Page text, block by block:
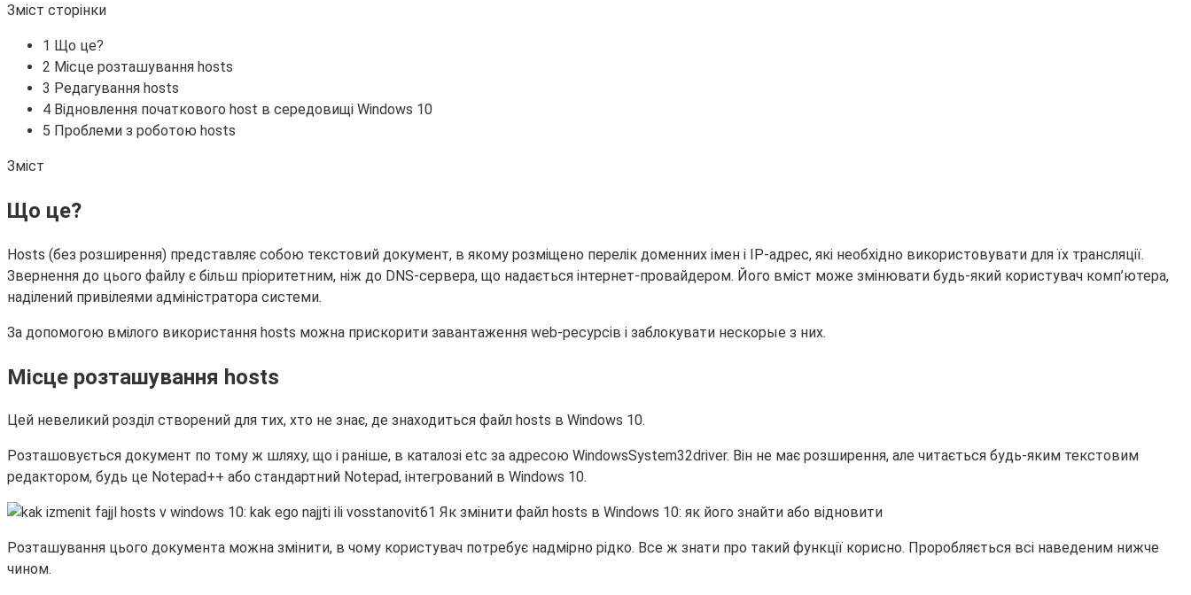
Зміст сторінки
1 Що це?
2 Місце розташування hosts
3 Редагування hosts
4 Відновлення початкового host в середовищі Windows 10
5 Проблеми з роботою hosts
Зміст
Що це?
Hosts (без розширення) представляє собою текстовий документ, в якому розміщено перелік доменних імен і IP-адрес, які необхідно використовувати для їх трансляції.
Звернення до цього файлу є більш пріоритетним, ніж до DNS-сервера, що надається інтернет-провайдером. Його вміст може змінювати будь-який користувач комп’ютера,
наділений привілеями адміністратора системи.
За допомогою вмілого використання hosts можна прискорити завантаження web-ресурсів і заблокувати нескорые з них.
Місце розташування hosts
Цей невеликий розділ створений для тих, хто не знає, де знаходиться файл hosts в Windows 10.
Розташовується документ по тому ж шляху, що і раніше, в каталозі etc за адресою WindowsSystem32driver. Він не має розширення, але читається будь-яким текстовим
редактором, будь це Notepad++ або стандартний Notepad, інтегрований в Windows 10.
Розташування цього документа можна змінити, в чому користувач потребує надмірно рідко. Все ж знати про такий функції корисно. Проробляється всі наведеним нижче
чином.